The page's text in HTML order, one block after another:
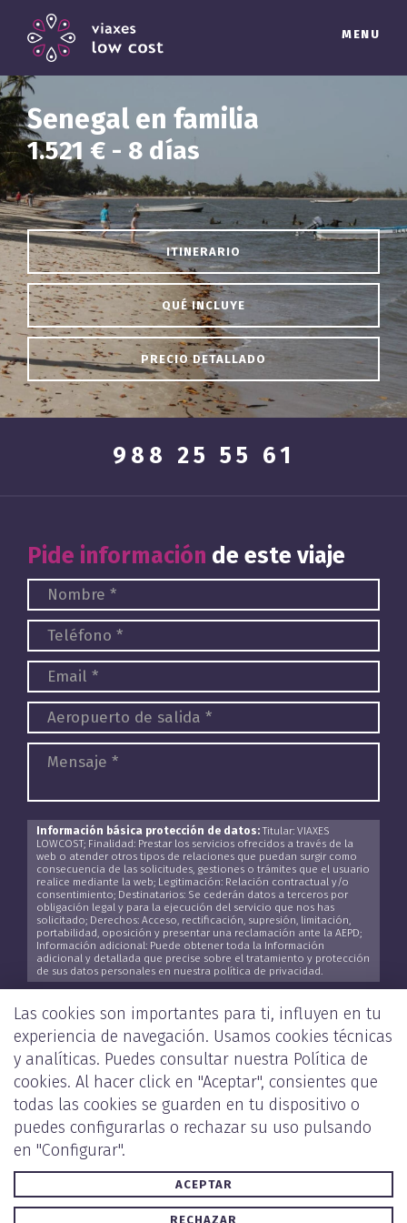
Senegal en familia
1.521 € - 8 días
ITINERARIO
QUÉ INCLUYE
PRECIO DETALLADO
Pide información de este viaje
Información básica protección de datos:Titular: VIAXES
LOWCOST; Finalidad: Prestar los servicios ofrecidos a través de la
web o atender otros tipos de relaciones que puedan surgir como
consecuencia de las solicitudes, gestiones o trámites que el usuario
realice mediante la web; Legitimación: Relación contractual y/o
consentimiento; Destinatarios: Se cederán datos a terceros por
obligación legal y para la ejecución del servicio que nos has
solicitado; Derechos: Acceso, rectificación, supresión, limitación,
portabilidad, oposición y presentar una reclamación ante la AEPD;
Información adicional: Puede obtener toda la Información
adicional y detallada que precise sobre el tratamiento y protección
de sus datos personales en nuestra política de privacidad.
ENVIAR
POLÍTICA DE PRIVACIDAD Y COOKIES
AVISO LEGAL
988 25 55 61
MENU
Las cookies son importantes para ti, influyen en tu
experiencia de navegación. Usamos cookies técnicas
y analíticas. Puedes consultar nuestra Política de
cookies. Al hacer click en "Aceptar", consientes que
todas las cookies se guarden en tu dispositivo o
puedes configurarlas o rechazar su uso pulsando
en "Configurar".
ACEPTAR
RECHAZAR